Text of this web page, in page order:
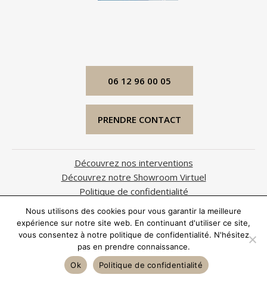
Découvrez nos interventions
Découvrez notre Showroom Virtuel
Politique de confidentialité
Mentions légales
06 12 96 00 05
PRENDRE CONTACT
Ⓒ YourSmartHomeDesign
394, Chemin du Haut Gabre
06810 Auribeau sur Siagne
Produit web parDamien Marin
Nous utilisons des cookies pour vous garantir la meilleure
expérience sur notre site web. En continuant d'utiliser ce site,
vous consentez à notre politique de confidentialité. N'hésitez
pas en prendre connaissance.
Ok
Politique de confidentialité